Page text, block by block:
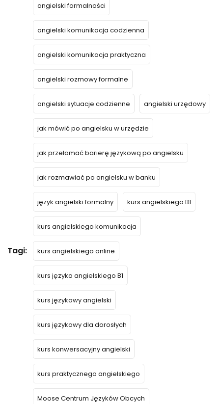
Tagi:
angielski formalności
angielski komunikacja codzienna
angielski komunikacja praktyczna
angielski rozmowy formalne
angielski sytuacje codzienne angielski urzędowy
jak mówić po angielsku w urzędzie
jak przełamać barierę językową po angielsku
jak rozmawiać po angielsku w banku
język angielski formalny kurs angielskiego B1
kurs angielskiego komunikacja
kurs angielskiego online
kurs języka angielskiego B1
kurs językowy angielski
kurs językowy dla dorosłych
kurs konwersacyjny angielski
kurs praktycznego angielskiego
Moose Centrum Języków Obcych